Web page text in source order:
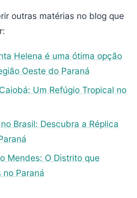
outras matérias no blog que
Helena é uma ótima opção
Oeste do Paraná
Um Refúgio Tropical no
Brasil: Descubra a Réplica
Mendes: O Distrito que
no Paraná